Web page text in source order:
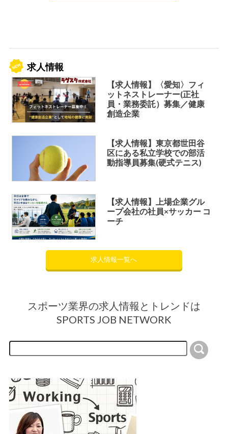
求人情報
【求人情報】〈愛知〉フィ
ットネストレーナー(正社
員・業務委託）募集／健康
創造企業
【求人情報】東京都世田谷
区にある私立学校での部活
動指導員募集(硬式テニス)
【求人情報】上場企業グル
ープ会社の社員×サッカー コ
ーチ
求人情報一覧へ
スポーツ業界の求人情報とトレンドは
SPORTS JOB NETWORK